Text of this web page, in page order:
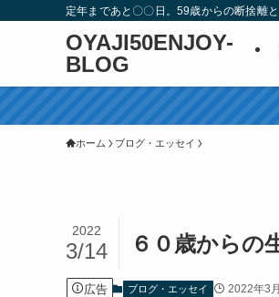
定年まであと〇〇日。59歳からの断捨離
OYAJI50ENJOY-
BLOG
ホーム ブログ・エッセイ
６０歳からの
2022
3/14
広告 ブログ・エッセイ 2022年3